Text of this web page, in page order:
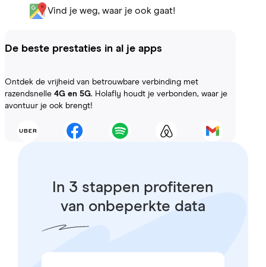
Vind je weg, waar je ook gaat!
De beste prestaties in al je apps
Ontdek de vrijheid van betrouwbare verbinding met
razendsnelle 4G en 5G. Holafly houdt je verbonden, waar je
avontuur je ook brengt!
In 3 stappen profiteren
van onbeperkte data